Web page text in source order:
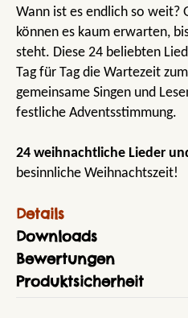
Wann ist es endlich so weit?
können es kaum erwarten,
steht. Diese 24 beliebten
Tag für Tag die Wartezeit
gemeinsame Singen und
festliche Adventsstimmung.
24 weihnachtliche Lieder
besinnliche Weihnachtszeit!
Details
Downloads
Bewertungen
Produktsicherheit